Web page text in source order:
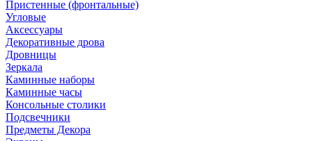
Пристенные (фронтальные)
Угловые
Аксессуары
Декоративные дрова
Дровницы
Зеркала
Каминные наборы
Каминные часы
Консольные столики
Подсвечники
Предметы Декора